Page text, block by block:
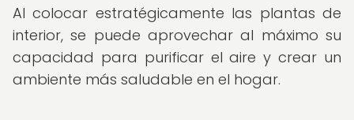
Al colocar estratégicamente las plantas de
interior, se puede aprovechar al máximo su
capacidad para purificar el aire y crear un
ambiente más saludable en el hogar.